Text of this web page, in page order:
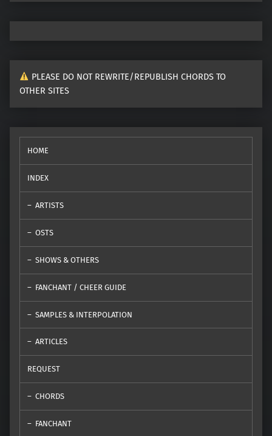
PLEASE DO NOT REWRITE/REPUBLISH CHORDS TO
OTHER SITES
HOME
INDEX
ARTISTS
OSTS
SHOWS & OTHERS
FANCHANT / CHEER GUIDE
SAMPLES & INTERPOLATION
ARTICLES
REQUEST
CHORDS
FANCHANT